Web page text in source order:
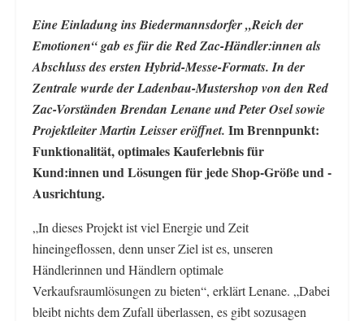
Eine Einladung ins Biedermannsdorfer „Reich der
Emotionen“ gab es für die Red Zac-Händler:innen als
Abschluss des ersten Hybrid-Messe-Formats. In der
Zentrale wurde der Ladenbau-Mustershop von den Red
Zac-Vorständen Brendan Lenane und Peter Osel sowie
Projektleiter Martin Leisser eröffnet. Im Brennpunkt:
Funktionalität, optimales Kauferlebnis für
Kund:innen und Lösungen für jede Shop-Größe und -
Ausrichtung.
„In dieses Projekt ist viel Energie und Zeit
hineingeflossen, denn unser Ziel ist es, unseren
Händlerinnen und Händlern optimale
Verkaufsraumlösungen zu bieten“, erklärt Lenane. „Dabei
bleibt nichts dem Zufall überlassen, es gibt sozusagen